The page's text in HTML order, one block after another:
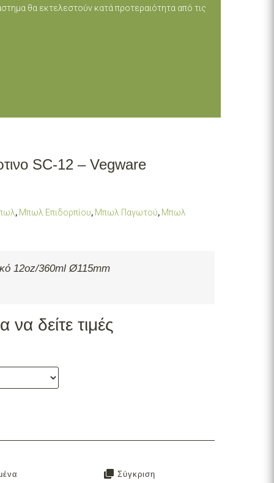
θα εκτελεστούν κατά προτεραιότητα από τις
SC-12 – Vegware
, Μπωλ Επιδορπίου, Μπωλ Παγωτού, Μπωλ
12oz/360ml Ø115mm
δείτε τιμές
Σύγκριση